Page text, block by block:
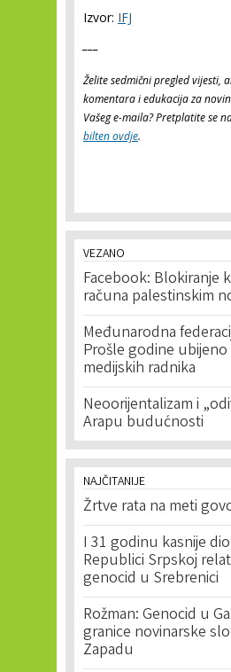
Izvor: IFJ
Želite sedmični pregled vijesti,
komentara i edukacija za
Vašeg e-maila? Pretplatite se
bilten ovdje.
VEZANO
Facebook: Blokiranje
računa palestinskim
Međunarodna
Prošle godine ubijeno
medijskih radnika
Neoorijentalizam i
Arapu budućnosti
NAJČITANIJE
Žrtve rata na meti
I 31 godinu kasnije
Republici Srpskoj
genocid u Srebrenici
Rožman: Genocid u
granice novinarske
Zapadu